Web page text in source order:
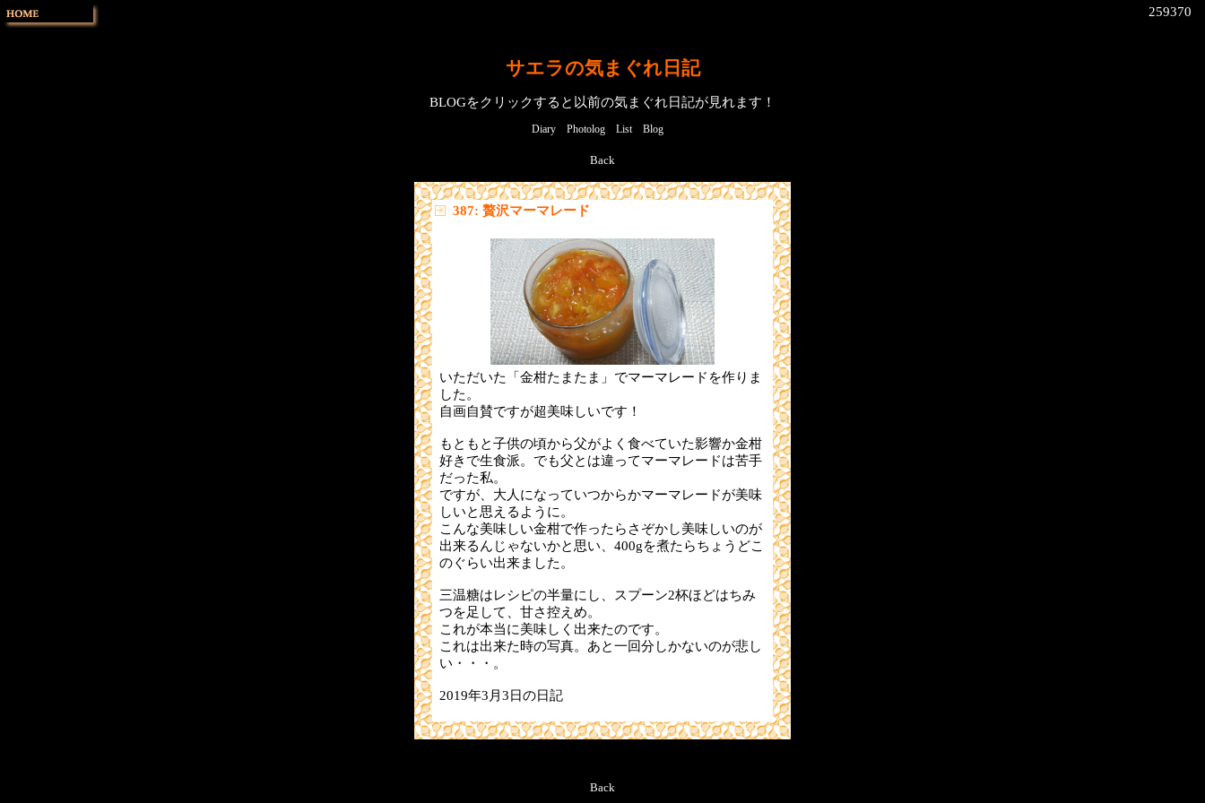
259370
サエラの気まぐれ日記
BLOGをクリックすると以前の気まぐれ日記が見れます！
Diary Photolog List Blog
Back
387: 贅沢マーマレード
いただいた「金柑たまたま」でマーマレードを作りま
した。
自画自賛ですが超美味しいです！
もともと子供の頃から父がよく食べていた影響か金柑
好きで生食派。でも父とは違ってマーマレードは苦手
だった私。
ですが、大人になっていつからかマーマレードが美味
しいと思えるように。
こんな美味しい金柑で作ったらさぞかし美味しいのが
出来るんじゃないかと思い、400gを煮たらちょうどこ
のぐらい出来ました。
三温糖はレシピの半量にし、スプーン2杯ほどはちみ
つを足して、甘さ控えめ。
これが本当に美味しく出来たのです。
これは出来た時の写真。あと一回分しかないのが悲し
い・・・。
2019年3月3日の日記
Back